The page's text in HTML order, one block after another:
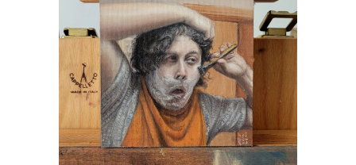
Mala Serija
Slikarstvo